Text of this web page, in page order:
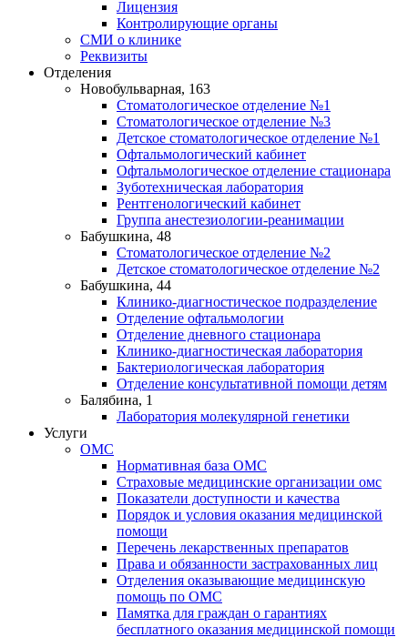
Лицензия
Контролирующие органы
СМИ о клинике
Реквизиты
Отделения
Новобульварная, 163
Стоматологическое отделение №1
Стоматологическое отделение №3
Детское стоматологическое отделение №1
Офтальмологический кабинет
Офтальмологическое отделение стационара
Зуботехническая лаборатория
Рентгенологический кабинет
Группа анестезиологии-реанимации
Бабушкина, 48
Стоматологическое отделение №2
Детское стоматологическое отделение №2
Бабушкина, 44
Клинико-диагностическое подразделение
Отделение офтальмологии
Отделение дневного стационара
Клинико-диагностическая лаборатория
Бактериологическая лаборатория
Отделение консультативной помощи детям
Балябина, 1
Лаборатория молекулярной генетики
Услуги
ОМС
Нормативная база ОМС
Страховые медицинские организации омс
Показатели доступности и качества
Порядок и условия оказания медицинской
помощи
Перечень лекарственных препаратов
Права и обязанности застрахованных лиц
Отделения оказывающие медицинскую
помощь по ОМС
Памятка для граждан о гарантиях
бесплатного оказания медицинской помощи